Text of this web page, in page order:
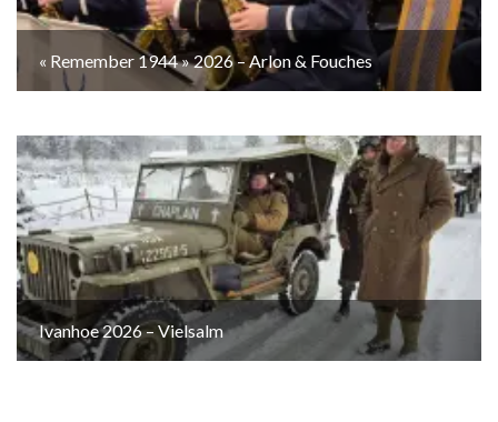
« Remember 1944 » 2026 – Arlon & Fouches
Ivanhoe 2026 – Vielsalm